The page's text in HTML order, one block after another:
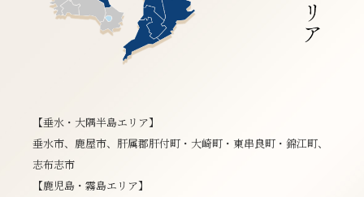
【垂水・大隅半島エリア】
垂水市、鹿屋市、肝属郡肝付町・大崎町・東串良町・錦江町、
志布志市
【鹿児島・霧島エリア】